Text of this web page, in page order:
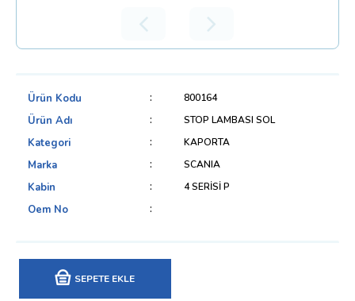
Ürün Kodu 800164
Ürün Adı STOP LAMBASI SOL
Kategori KAPORTA
Marka SCANIA
Kabin 4 SERİSİ P
Oem No
SEPETE EKLE